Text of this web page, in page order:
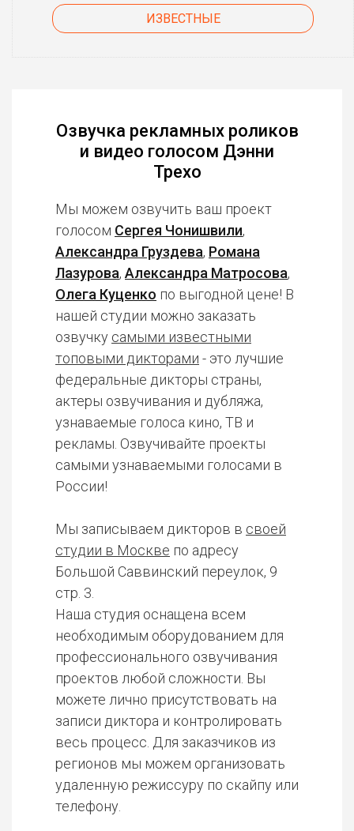
ИЗВЕСТНЫЕ
Озвучка рекламных роликов
и видео голосом Дэнни
Трехо
Мы можем озвучить ваш проект
голосом Сергея Чонишвили,
Александра Груздева, Романа
Лазурова, Александра Матросова,
Олега Куценко по выгодной цене! В
нашей студии можно заказать
озвучку самыми известными
топовыми дикторами - это лучшие
федеральные дикторы страны,
актеры озвучивания и дубляжа,
узнаваемые голоса кино, ТВ и
рекламы. Озвучивайте проекты
самыми узнаваемыми голосами в
России!
Мы записываем дикторов в своей
студии в Москве по адресу
Большой Саввинский переулок, 9
стр. 3.
Наша студия оснащена всем
необходимым оборудованием для
профессионального озвучивания
проектов любой сложности. Вы
можете лично присутствовать на
записи диктора и контролировать
весь процесс. Для заказчиков из
регионов мы можем организовать
удаленную режиссуру по скайпу или
телефону.